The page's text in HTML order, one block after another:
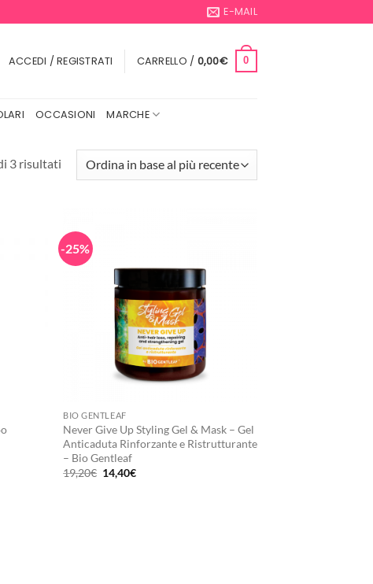
E-MAIL
ACCEDI / REGISTRATI CARRELLO / 0,00€ 0
OCCASIONI MARCHE
3 risultatiOrdina
più
recente
-25%
BIO GENTLEAF
Never Give Up Styling Gel & Mask – Gel
Anticaduta Rinforzante e Ristrutturante
– Bio Gentleaf
19,20€ Il
prezzo
14,40€Il